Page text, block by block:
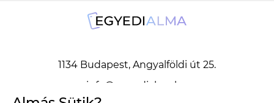
1134 Budapest, Angyalföldi út 25.
info@egyedialma.hu